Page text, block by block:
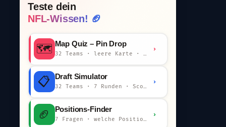
Teste dein
NFL-Wissen! 🏈
🗺️ Map Quiz – Pin Drop
32 Teams · leere Karte · km-Wertung
›
📋 Draft Simulator
32 Teams · 7 Runden · Scout-Kommentar
›
🏈 Positions-Finder
7 Fragen · welche Position bist du?
›